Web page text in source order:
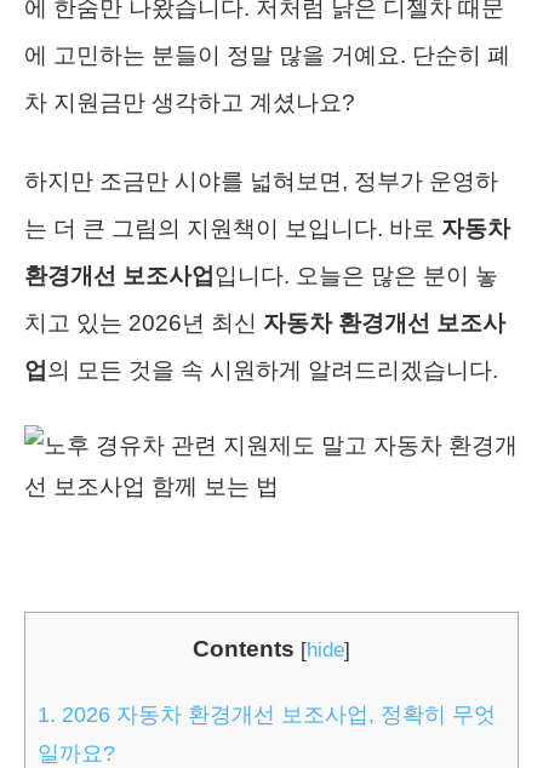
에 한숨만 나왔습니다. 저처럼 낡은 디젤차 때문
에 고민하는 분들이 정말 많을 거예요. 단순히 폐
차 지원금만 생각하고 계셨나요?
하지만 조금만 시야를 넓혀보면, 정부가 운영하
는 더 큰 그림의 지원책이 보입니다. 바로 자동차
환경개선 보조사업 입니다. 오늘은 많은 분이 놓
치고 있는 2026년 최신 자동차 환경개선 보조사
업 의 모든 것을 속 시원하게 알려드리겠습니다.
Contents [hide]
1. 2026 자동차 환경개선 보조사업, 정확히 무엇
일까요?